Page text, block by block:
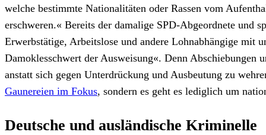
welche bestimmte Nationalitäten oder Rassen vom
erschweren.« Bereits der damalige SPD-Abgeordnete und
Erwerbstätige, Arbeitslose und andere Lohnabhängige mit
Damoklesschwert der Ausweisung«. Denn Abschiebungen
anstatt sich gegen Unterdrückung und Ausbeutung zu
Gaunereien im Fokus, sondern es geht es lediglich um
Deutsche und ausländische Kriminelle